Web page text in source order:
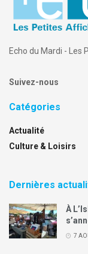
Echo du Mardi - Les
Suivez-nous
Catégories
Actualité
Culture & Loisirs
Dernières
À
7